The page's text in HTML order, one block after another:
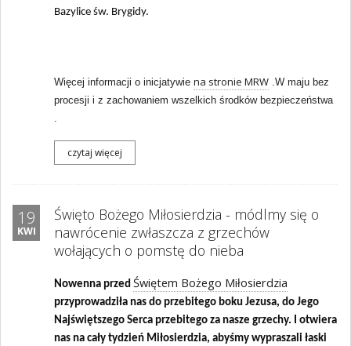
Bazylice św. Brygidy.
Więcej informacji o inicjatywie na stronie MRW .W maju bez
procesji i z zachowaniem wszelkich środków bezpieczeństwa
czytaj więcej
19
KWI
Święto Bożego Miłosierdzia - módlmy się o
nawrócenie zwłaszcza z grzechów
wołających o pomstę do nieba
Nowenna przed Świętem Bożego Miłosierdzia
przyprowadziła nas do przebitego boku Jezusa, do Jego
Najświętszego Serca przebitego za nasze grzechy. I otwiera
nas na cały tydzień Miłosierdzia, abyśmy wypraszali łaski